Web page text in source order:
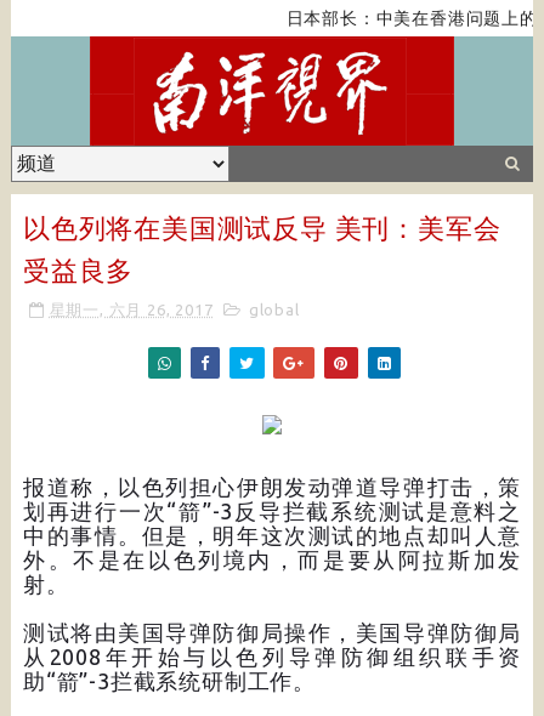
日本部长：中美在香港问题上的
以色列将在美国测试反导 美刊：美军会
受益良多
星期一, 六月 26, 2017 global
报道称，以色列担心伊朗发动弹道导弹打击，策
划再进行一次“箭”-3反导拦截系统测试是意料之
中的事情。但是，明年这次测试的地点却叫人意
外。不是在以色列境内，而是要从阿拉斯加发
射。
测试将由美国导弹防御局操作，美国导弹防御局
从2008年开始与以色列导弹防御组织联手资
助“箭”-3拦截系统研制工作。